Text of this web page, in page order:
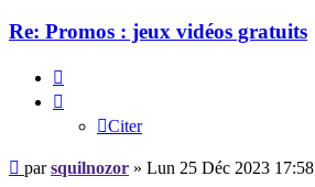
Re: Promos : jeux vidéos gratuits
Citer
Message
parsquilnozor » Lun 25 Déc 2023 17:58